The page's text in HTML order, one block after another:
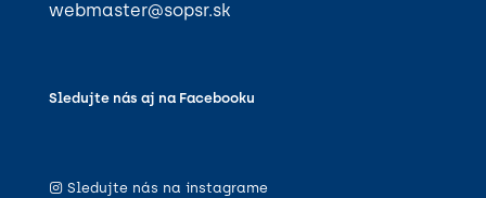
webmaster@sopsr.sk
Sledujte nás aj na Facebooku
Sledujte nás na instagrame